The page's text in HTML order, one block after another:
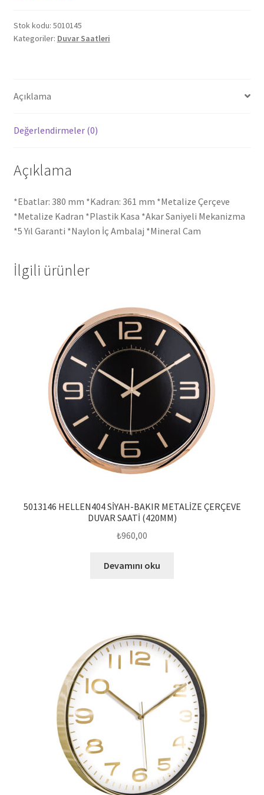
Stok kodu: 5010145
Kategoriler: Duvar Saatleri
Açıklama
Değerlendirmeler (0)
Açıklama
*Ebatlar: 380 mm *Kadran: 361 mm *Metalize Çerçeve
*Metalize Kadran *Plastik Kasa *Akar Saniyeli Mekanizma
*5 Yıl Garanti *Naylon İç Ambalaj *Mineral Cam
İlgili ürünler
5013146 HELLEN404 SİYAH-BAKIR METALİZE ÇERÇEVE
DUVAR SAATİ (420MM)
₺960,00
Devamını oku